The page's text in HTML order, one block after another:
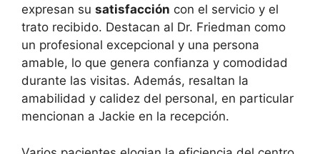
expresan su satisfacción con el servicio y el
trato recibido. Destacan al Dr. Friedman como
un profesional excepcional y una persona
amable, lo que genera confianza y comodidad
durante las visitas. Además, resaltan la
amabilidad y calidez del personal, en particular
mencionan a Jackie en la recepción.